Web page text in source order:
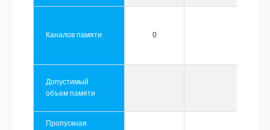
Каналов памяти 0
Допустимый
объем памяти
Пропускная